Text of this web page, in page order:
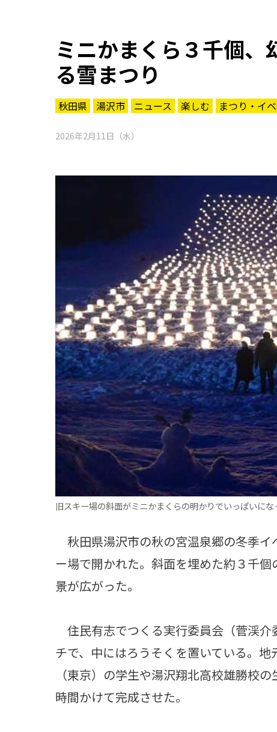
ミニかまくら３千個
る雪まつり
秋田県 湯沢市 ニュース 楽しむ まつり・イ
2026年2月11日（水）
旧スキー場の斜面がミニかまくらの明かりでいっぱいにな
秋田県湯沢市の秋の宮温泉郷の冬季
ー場で開かれた。斜面を埋めた約３千
景が広がった。
住民有志でつくる実行委員会（菅渓
チで、中にはろうそくを置いている。
（東京）の学生や湯沢翔北高校雄勝校
時間かけて完成させた。
パワースポット
まつり・イベント
おみやげ・特産
道の駅・産直
アウトドア・レジャー
ご当地グルメ